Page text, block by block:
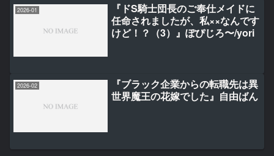
2026-01
『ドS騎士団長のご奉仕メイドに
任命されましたが、私××なんです
けど！？（3）』ぽぴじろ〜/yori
2026-02
『ブラック企業からの転職先は異
世界魔王の花嫁でした』自由ばん